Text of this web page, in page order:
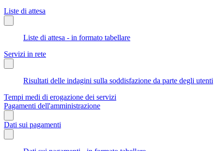
Liste di attesa
Liste di attesa - in formato tabellare
Servizi in rete
Risultati delle indagini sulla soddisfazione da parte degli utenti
Tempi medi di erogazione dei servizi
Pagamenti dell'amministrazione
Dati sui pagamenti